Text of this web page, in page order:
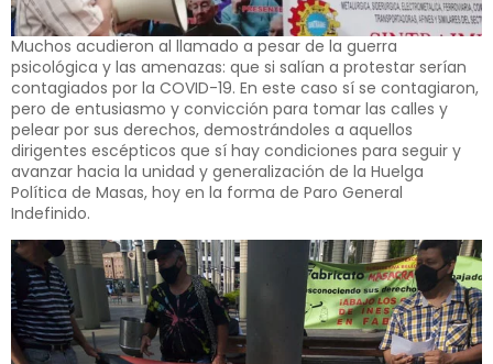
Muchos acudieron al llamado a pesar de la guerra
psicológica y las amenazas: que si salían a protestar serían
contagiados por la COVID-19. En este caso sí se contagiaron,
pero de entusiasmo y convicción para tomar las calles y
pelear por sus derechos, demostrándoles a aquellos
dirigentes escépticos que sí hay condiciones para seguir y
avanzar hacia la unidad y generalización de la Huelga
Política de Masas, hoy en la forma de Paro General
Indefinido.